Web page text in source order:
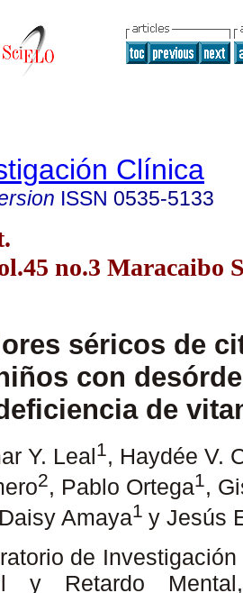
Clínica
ISSN 0535-5133
no.3 Maracaibo
séricos de
con
de
Y. Leal1 , Haydée V.
2, Pablo Ortega1,
Daisy Amaya1 y Jesús
de
y Retardo